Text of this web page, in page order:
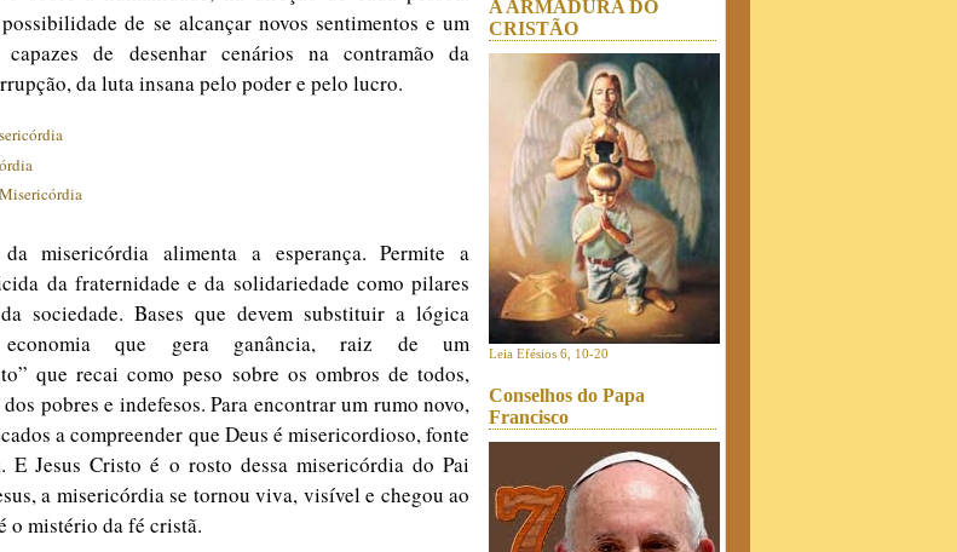
de se alcançar novos sentimentos e um
de desenhar cenários na contramão da
da luta insana pelo poder e pelo lucro.
misericórdia alimenta a esperança. Permite a
da fraternidade e da solidariedade como pilares
sociedade. Bases que devem substituir a lógica
que gera ganância, raiz de um
que recai como peso sobre os ombros de todos,
pobres e indefesos. Para encontrar um rumo novo,
a compreender que Deus é misericordioso, fonte
E Jesus Cristo é o rosto dessa misericórdia do Pai
a misericórdia se tornou viva, visível e chegou ao
o mistério da fé cristã.
A ARMADURA DO
CRISTÃO
Leia Efésios 6, 10-20
Conselhos do Papa
Francisco